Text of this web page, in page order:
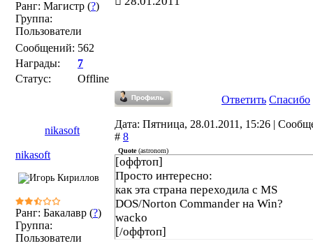
Ранг: Магистр (?)
Группа:
Пользователи
Сообщений: 562
Награды:
7
Статус:
Offline
Ответить Спасибо
nikasoft
Дата: Пятница, 28.01.2011, 15:26 |
# 8
nikasoft
Ранг: Бакалавр (?)
Группа:
Пользователи
Quote(astronom)
[оффтоп]
Просто интересно:
как эта страна переходила с MS
DOS/Norton Commander на Win?
wacko
[/оффтоп]